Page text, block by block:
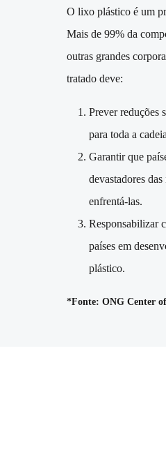
O lixo plástico é um
Mais de 99% da
outras grandes
tratado deve:
Prever reduções
para toda a
Garantir que
devastadores
enfrentá-las.
Responsabilizar
países em
plástico.
*Fonte: ONG Center